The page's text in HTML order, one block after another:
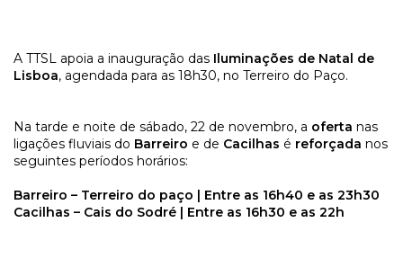
A TTSL apoia a inauguração das Iluminações de Natal de
Lisboa, agendada para as 18h30, no Terreiro do Paço.
Na tarde e noite de sábado, 22 de novembro, a oferta nas
ligações fluviais do Barreiro e de Cacilhas é reforçada nos
seguintes períodos horários:
Barreiro – Terreiro do paço | Entre as 16h40 e as 23h30
Cacilhas – Cais do Sodré | Entre as 16h30 e as 22h